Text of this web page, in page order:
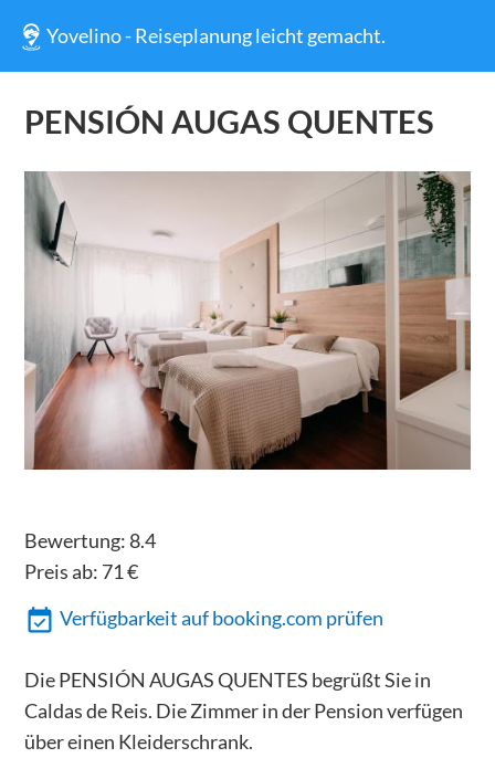
Yovelino - Reiseplanung leicht gemacht.
PENSIÓN AUGAS QUENTES
Bewertung: 8.4
Preis ab: 71€
Verfügbarkeit auf booking.com prüfen
Die PENSIÓN AUGAS QUENTES begrüßt Sie in
Caldas de Reis. Die Zimmer in der Pension verfügen
über einen Kleiderschrank.